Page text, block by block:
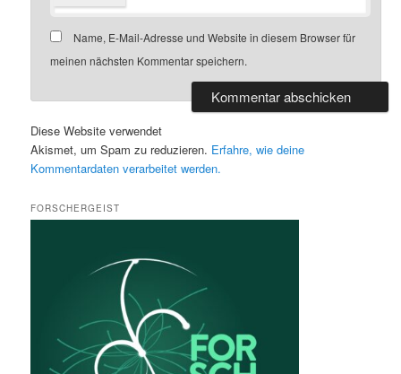
Name, E-Mail-Adresse und Website in diesem Browser für
meinen nächsten Kommentar speichern.
Diese Website verwendet
Akismet, um Spam zu reduzieren. Erfahre, wie deine
Kommentardaten verarbeitet werden.
FORSCHERGEIST